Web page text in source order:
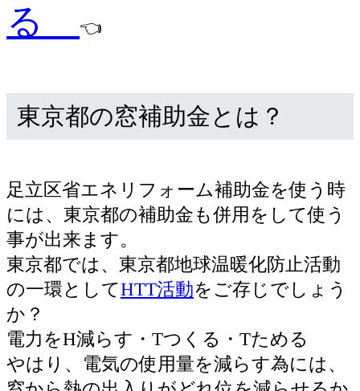
る
👈
東京都の窓補助金とは？
足立区省エネリフォーム補助金を使う時
には、東京都の補助金も併用をして使う
事が出来ます。
東京都では、東京都地球温暖化防止活動
の一環としてHTT活動をご存じでしょう
か？
電力をH減らす・Tつくる・Tためる
やはり、電気の使用量を減らす為には、